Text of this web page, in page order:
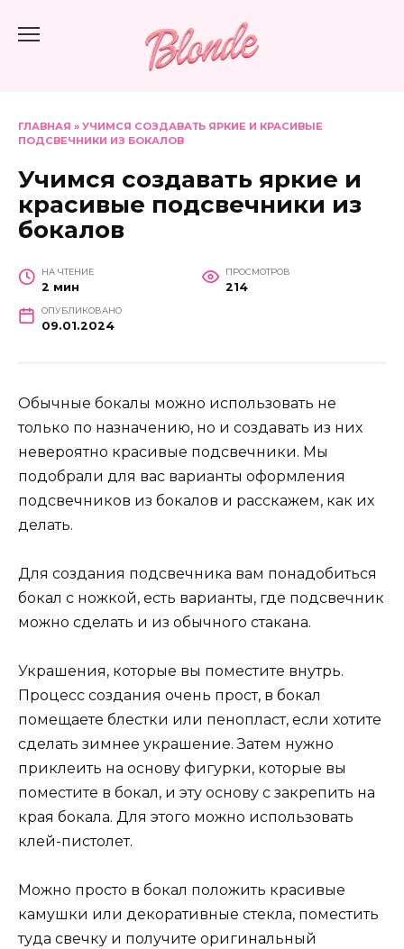
ГЛАВНАЯ » УЧИМСЯ СОЗДАВАТЬ ЯРКИЕ И КРАСИВЫЕ
ПОДСВЕЧНИКИ ИЗ БОКАЛОВ
Учимся создавать яркие и
красивые подсвечники из
бокалов
НА ЧТЕНИЕ
2 мин
ПРОСМОТРОВ
214
ОПУБЛИКОВАНО
09.01.2024
Обычные бокалы можно использовать не
только по назначению, но и создавать из них
невероятно красивые подсвечники. Мы
подобрали для вас варианты оформления
подсвечников из бокалов и расскажем, как их
делать.
Для создания подсвечника вам понадобиться
бокал с ножкой, есть варианты, где подсвечник
можно сделать и из обычного стакана.
Украшения, которые вы поместите внутрь.
Процесс создания очень прост, в бокал
помещаете блестки или пенопласт, если хотите
сделать зимнее украшение. Затем нужно
приклеить на основу фигурки, которые вы
поместите в бокал, и эту основу с закрепить на
края бокала. Для этого можно использовать
клей-пистолет.
Можно просто в бокал положить красивые
камушки или декоративные стекла, поместить
туда свечку и получите оригинальный